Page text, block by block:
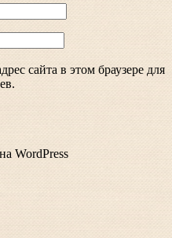
сайта в этом браузере для
WordPress